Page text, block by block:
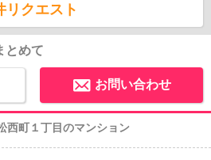
リクエスト
とめて
お問い合わせ
西町１丁目のマンション